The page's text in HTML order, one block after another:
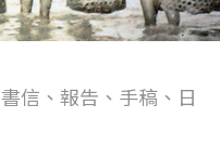
書信、報告、手稿、日